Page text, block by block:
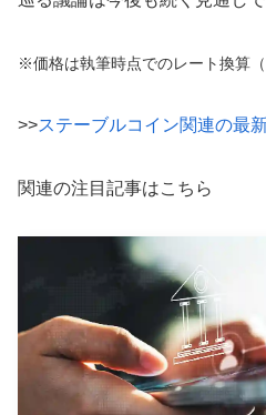
※価格は執筆時点でのレート換算（
>>ステーブルコイン関連の最
関連の注目記事はこちら